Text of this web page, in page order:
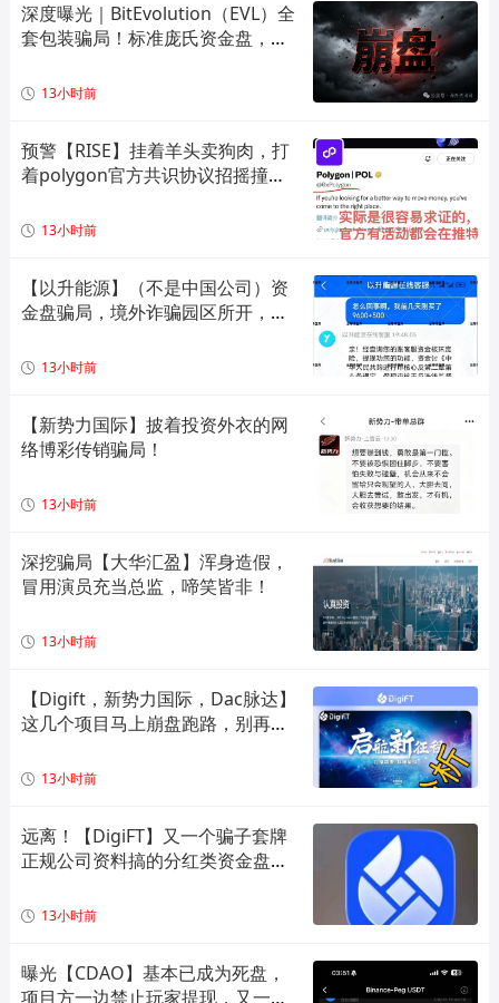
深度曝光｜BitEvolution（EVL）全
套包装骗局！标准庞氏资金盘，多
13小时前
预警【RISE】挂着羊头卖狗肉，打
着polygon官方共识协议招摇撞
模型，崩盘倒计时！
13小时前
【以升能源】（不是中国公司）资
金盘骗局，境外诈骗园区所开，单
13小时前
【新势力国际】披着投资外衣的网
络博彩传销骗局！
13小时前
深挖骗局【大华汇盈】浑身造假，
冒用演员充当总监，啼笑皆非！
13小时前
【Digift，新势力国际，Dac脉达】
这几个项目马上崩盘跑路，别再被
13小时前
远离！【DigiFT】又一个骗子套牌
正规公司资料搞的分红类资金盘骗
13小时前
曝光【CDAO】基本已成为死盘，
项目方一边禁止玩家提现，又一边